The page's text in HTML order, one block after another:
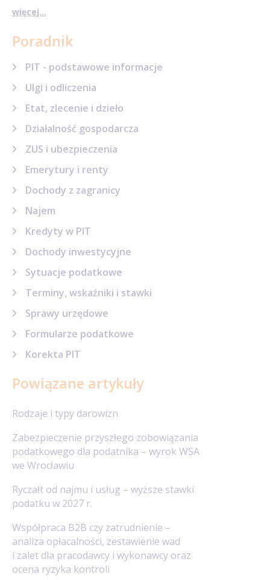
więcej...
Poradnik
PIT - podstawowe informacje
Ulgi i odliczenia
Etat, zlecenie i dzieło
Działalność gospodarcza
ZUS i ubezpieczenia
Emerytury i renty
Dochody z zagranicy
Najem
Kredyty w PIT
Dochody inwestycyjne
Sytuacje podatkowe
Terminy, wskaźniki i stawki
Sprawy urzędowe
Formularze podatkowe
Korekta PIT
Powiązane artykuły
Rodzaje i typy darowizn
Zabezpieczenie przyszłego zobowiązania
podatkowego dla podatnika – wyrok WSA
we Wrocławiu
Ryczałt od najmu i usług – wyższe stawki
podatku w 2027 r.
Współpraca B2B czy zatrudnienie –
analiza opłacalności, zestawienie wad
i zalet dla pracodawcy i wykonawcy oraz
ocena ryzyka kontroli